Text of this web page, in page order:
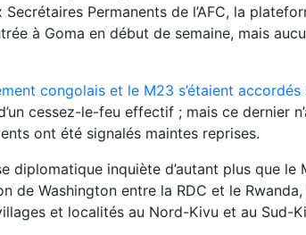
Secrétaires Permanents de l’AFC, la
à Goma en début de semaine, mais
congolais et le M23 s’étaient
cessez-le-feu effectif ; mais ce dernier
ont été signalés maintes reprises.
diplomatique inquiète d’autant plus que le
de Washington entre la RDC et le
et localités au Nord-Kivu et au Sud-